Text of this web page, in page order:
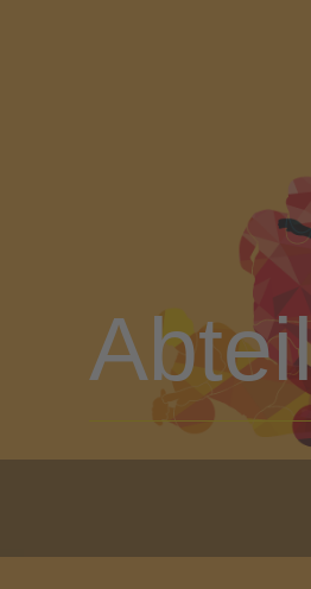
Ob Yoga, Step-